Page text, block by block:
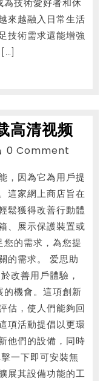
技術愛好者和休
來越融入日常生活
技術需求還能增強
高清视频
过
爱
思
助
手
下
载
高
清
视
频
0 Comment
，因為它為用戶提
這家網上商店旨在
鬆獲得改善行動體
、展示保護裝置或
的需求，為您提
的需求。 爱思助
改善用戶體驗，
機會。這項創新
估，使人們能夠回
項活動提倡以更環
他們的設備，同時
一下即可安裝無
展其設備功能的工